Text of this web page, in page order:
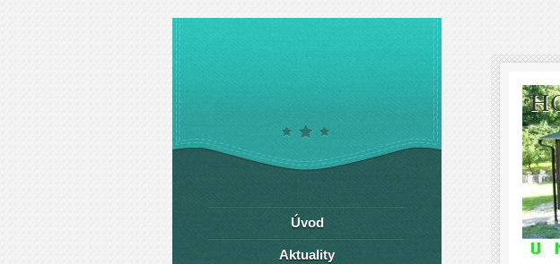
Úvod
Aktuality